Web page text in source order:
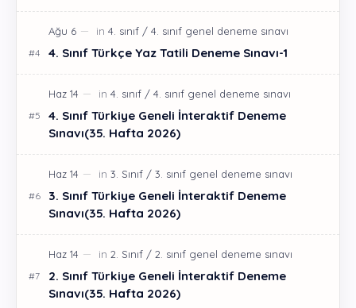
4. Sınıf Türkçe Yaz Tatili Deneme Sınavı-1
4. Sınıf Türkiye Geneli İnteraktif Deneme
Sınavı(35. Hafta 2026)
3. Sınıf Türkiye Geneli İnteraktif Deneme
Sınavı(35. Hafta 2026)
2. Sınıf Türkiye Geneli İnteraktif Deneme
Sınavı(35. Hafta 2026)